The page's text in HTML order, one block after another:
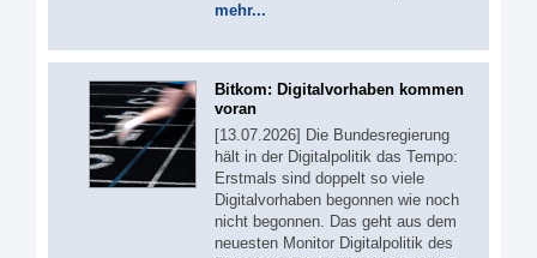
mehr...
Bitkom: Digitalvorhaben kommen
voran
[13.07.2026] Die Bundesregierung
hält in der Digitalpolitik das Tempo:
Erstmals sind doppelt so viele
Digitalvorhaben begonnen wie noch
nicht begonnen. Das geht aus dem
neuesten Monitor Digitalpolitik des